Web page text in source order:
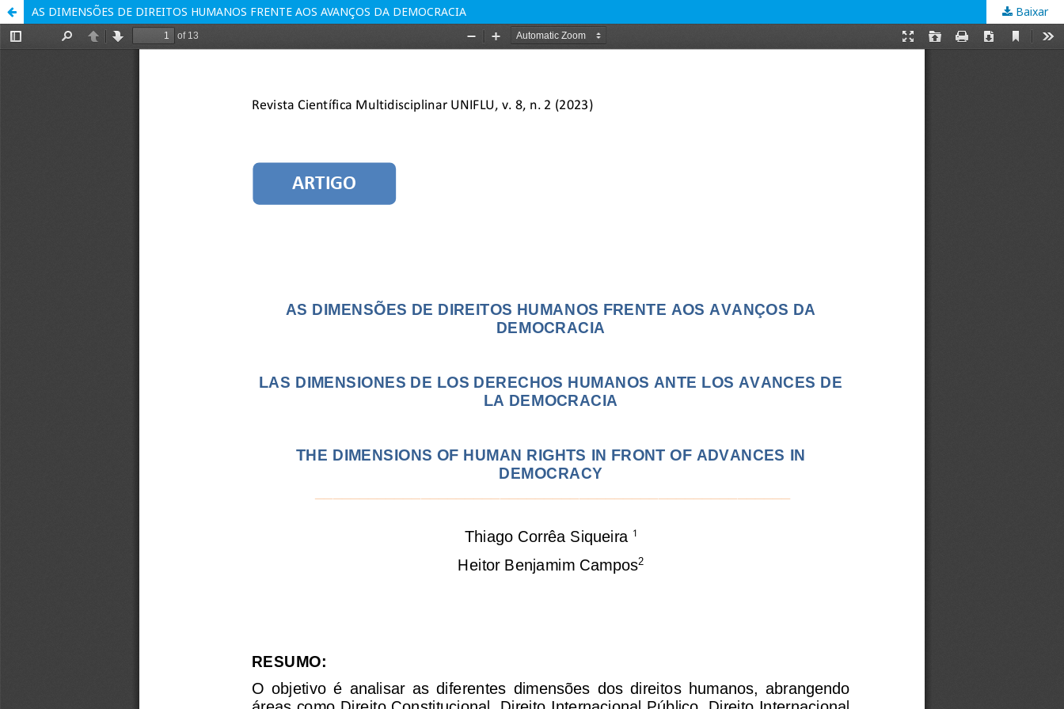
AS DIMENSÕES DE DIREITOS HUMANOS FRENTE AOS AVANÇOS DA DEMOCRACIA Baixar